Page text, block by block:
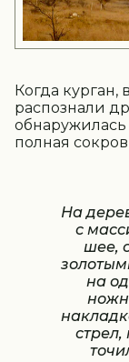
Когда курган,
распознали
обнаружилась
полная
На
с
шее,
на